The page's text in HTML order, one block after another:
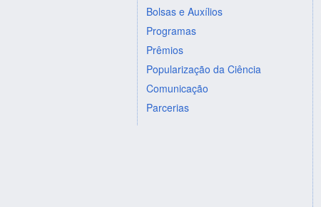
Bolsas e Auxílios
Programas
Prêmios
Popularização da Ciência
Comunicação
Parcerias